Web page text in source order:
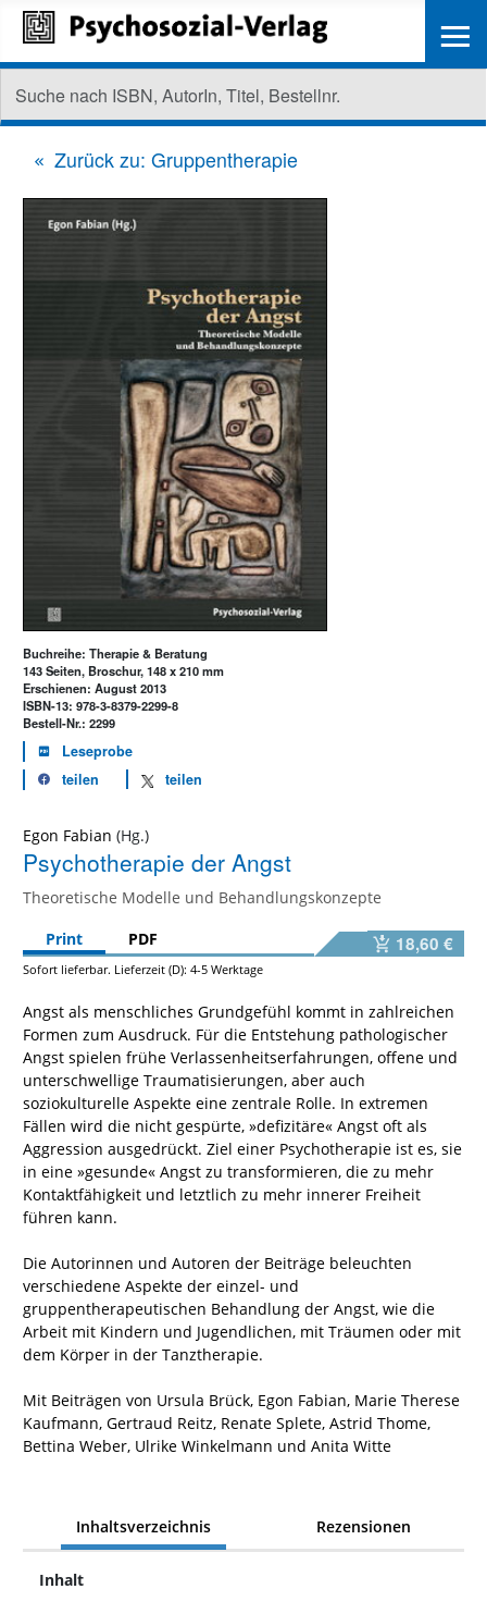
Zurück zu: Gruppentherapie
Buchreihe: Therapie & Beratung
143 Seiten, Broschur, 148 x 210 mm
Erschienen: August 2013
ISBN-13: 978-3-8379-2299-8
Bestell-Nr.: 2299
Leseprobe
teilen
teilen
Egon Fabian
Psychotherapie der Angst
Theoretische Modelle und Behandlungskonzepte
Print
PDF 18,60 €
Sofort lieferbar. Lieferzeit (D): 4-5 Werktage
Angst als menschliches Grundgefühl kommt in zahlreichen
Formen zum Ausdruck. Für die Entstehung pathologischer
Angst spielen frühe Verlassenheitserfahrungen, offene und
unterschwellige Traumatisierungen, aber auch
soziokulturelle Aspekte eine zentrale Rolle. In extremen
Fällen wird die nicht gespürte, »defizitäre« Angst oft als
Aggression ausgedrückt. Ziel einer Psychotherapie ist es, sie
in eine »gesunde« Angst zu transformieren, die zu mehr
Kontaktfähigkeit und letztlich zu mehr innerer Freiheit
führen kann.
Die Autorinnen und Autoren der Beiträge beleuchten
verschiedene Aspekte der einzel- und
gruppentherapeutischen Behandlung der Angst, wie die
Arbeit mit Kindern und Jugendlichen, mit Träumen oder mit
dem Körper in der Tanztherapie.
Mit Beiträgen von Ursula Brück, Egon Fabian, Marie Therese
Kaufmann, Gertraud Reitz, Renate Splete, Astrid Thome,
Bettina Weber, Ulrike Winkelmann und Anita Witte
Inhaltsverzeichnis Rezensionen
Inhalt
≡